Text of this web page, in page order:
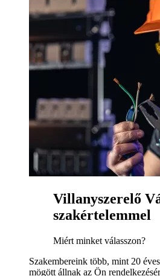
Villanyszerelő
szakértelemmel
Miért minket válasszon?
Szakembereink több, mint 20
mögött állnak az Ön